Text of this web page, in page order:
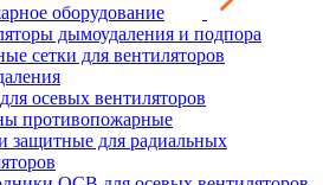
оборудование
дымоудаления и подпора
сетки для вентиляторов
осевых вентиляторов
противопожарные
защитные для радиальных